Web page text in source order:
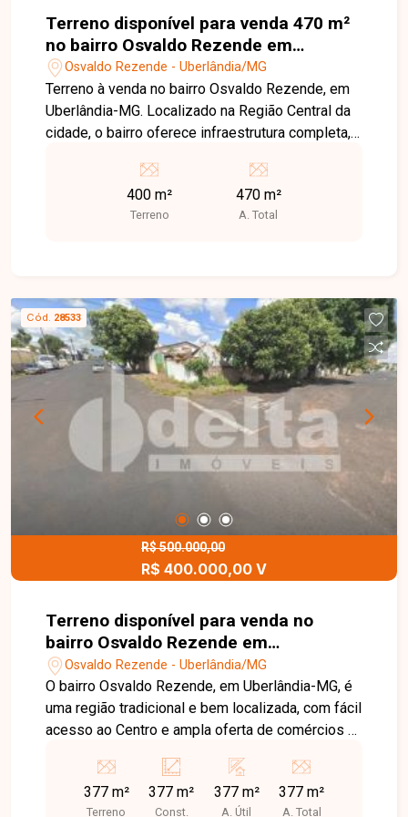
Terreno disponível para venda 470 m²
no bairro Osvaldo Rezende em
Uberlândia-MG
Osvaldo Rezende - Uberlândia/MG
Terreno à venda no bairro Osvaldo Rezende, em
Uberlândia-MG. Localizado na Região Central da
cidade, o bairro oferece infraestrutura completa,
eficiente e coleta de lixo regular. Além disso,
conta com escolas, unidades de saúde, comércio
variado e áreas verdes, proporcionando
a mobilidade para outras regiões. Ideal para
investidores e construtores que buscam um local
estratégico para desenvolvimento de projetos
residenciais ou comerciais. Disponibilidade e
valores sujeitos a alteração.
400 m²
Terreno
470 m²
A. Total
Cód. 28533
R$ 500.000,00
R$ 400.000,00 V
Terreno disponível para venda no
bairro Osvaldo Rezende em
Uberlândia-MG
Osvaldo Rezende - Uberlândia/MG
O bairro Osvaldo Rezende, em Uberlândia-MG, é
uma região tradicional e bem localizada, com fácil
acesso ao Centro e ampla oferta de comércios e
valorização. Terreno de esquina com 377m² de
área total, em excelente localização dentro do
377 m²
Terreno
377 m²
Const.
377 m²
A. Útil
377 m²
A. Total